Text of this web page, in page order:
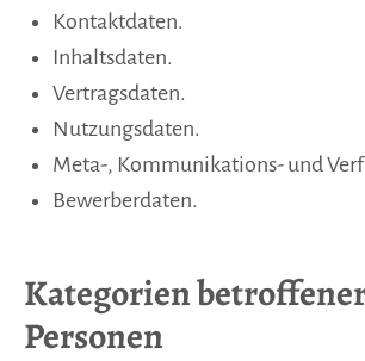
Kontaktdaten.
Inhaltsdaten.
Vertragsdaten.
Nutzungsdaten.
Meta-, Kommunikations- und
Bewerberdaten.
Kategorien
Personen